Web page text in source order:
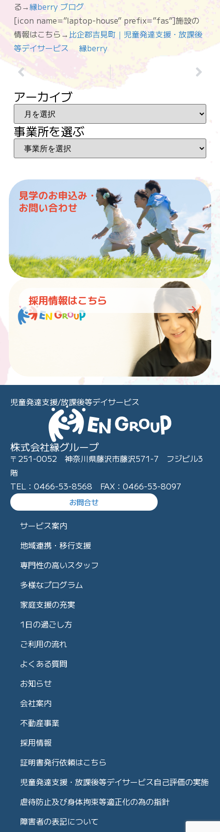
る→縁berry ブログ
[icon name=”laptop-house” prefix=”fas”]施設の
情報はこちら→ 比企郡吉見町｜児童発達支援・放課後
等デイサービス 縁berry
アーカイブ
事業所を選ぶ
見学のお申込み・
お問い合わせ
採用情報はこちら
児童発達支援/放課後等デイサービス
株式会社縁グループ
〒251-0052 神奈川県藤沢市藤沢571-7 フジビル3
階
TEL：0466-53-8568 FAX：0466-53-8097
お問合せ
サービス案内
地域連携・移行支援
専門性の高いスタッフ
多様なプログラム
家庭支援の充実
1日の過ごし方
ご利用の流れ
よくある質問
お知らせ
会社案内
不動産事業
採用情報
証明書発行依頼はこちら
児童発達支援・放課後等デイサービス自己評価の実施
虐待防止及び身体拘束等適正化の為の指針
障害者の表記について